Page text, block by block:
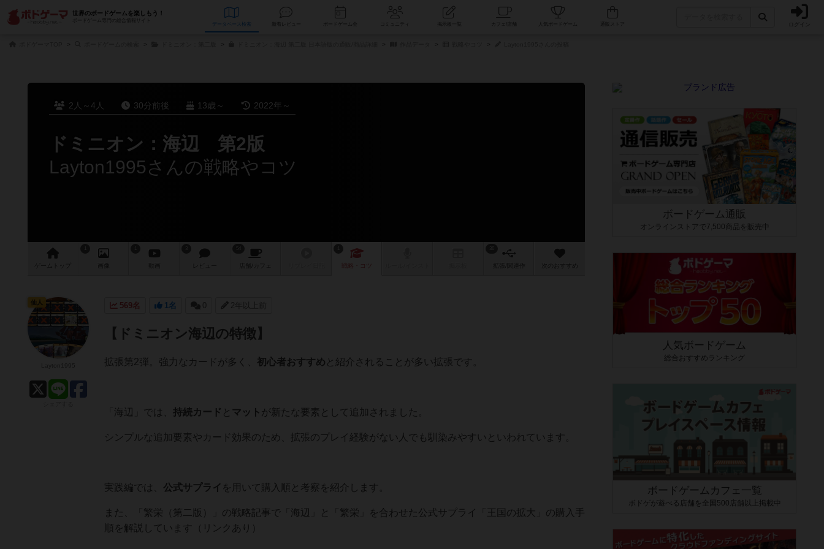
世界のボードゲームを楽しもう！
ボードゲーム専門の総合情報サイト
データベース コミュニティ 人気ボードゲーム ログイン
2人～4人 30分前後 13歳～ 2022年～
ドミニオン：海辺 第2版
Layton1995さんの戦略やコツ
ゲーム 画像 レビュー 店舗/ カフェ 戦略 ・コツ 作 次のおすすめ
569名 1名 0 2年以上前
【ドミニオン海辺の特徴】
拡張第2弾。強力なカードが多く、 初心者おすすめ と紹介されることが多い拡張です。
「海辺」では、 持続カード と マット が新たな要素として追加されました。
シンプルな追加要素やカード効果のため、拡張のプレイ経験がない人でも馴染みやすいといわれています。
実践編では、 公式サプライ を用いて購入順と考察を紹介します。
また、「繁栄（第二版）」の戦略記事で「海辺」と「繁栄」を合わせた公式サプライ「王国の拡大」の購入手
順を解説しています（リンクあり）
仙人
ボードゲーム通販
オンラインストアで7,500商品を販売中
人気ボードゲーム
総合おすすめランキング
ボードゲームカフェ一覧
ボドゲが遊べる店舗を全国500店舗以上掲載中